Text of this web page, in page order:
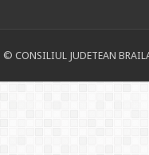
© CONSILIUL JUDETEAN